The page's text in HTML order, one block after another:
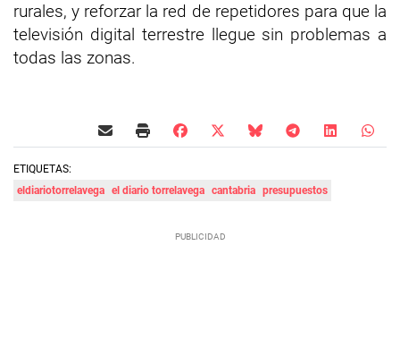
rurales, y reforzar la red de repetidores para que la
televisión digital terrestre llegue sin problemas a
todas las zonas.
ETIQUETAS:
eldiariotorrelavega el diario torrelavega cantabria presupuestos